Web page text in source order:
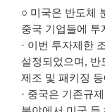
○ 미국은 반도체
중국 기업들에 투
· 이번 투자제한
설정되었으며, 반
제조 및 패키징
· 중국은 기존규